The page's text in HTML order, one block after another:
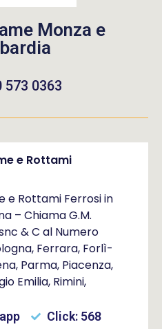
Monza e
573 0363
e Rottami
e Rottami Ferrosi in
– Chiama G.M.
& C al Numero
Ferrara, Forlì-
Parma, Piacenza,
Emilia, Rimini,
Click: 568